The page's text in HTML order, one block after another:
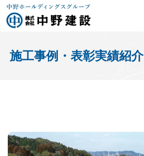
施工事例・表彰実績紹介